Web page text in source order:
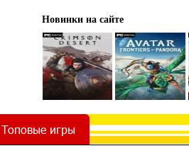
Новинки на сайте
Топовые игры